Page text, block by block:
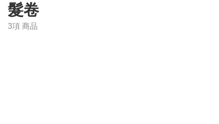
髮卷
3項 商品